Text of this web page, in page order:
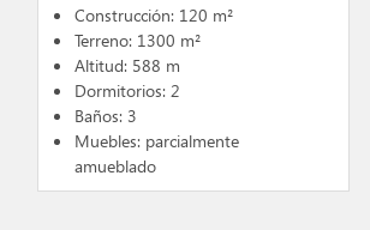
Construcción: 120 m²
Terreno: 1300 m²
Altitud: 588 m
Dormitorios: 2
Baños: 3
Muebles: parcialmente
amueblado